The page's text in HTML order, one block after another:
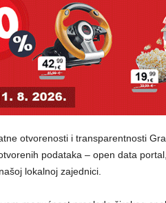
otvorenosti i transparentnosti
podataka – open data
lokalnoj zajednici.